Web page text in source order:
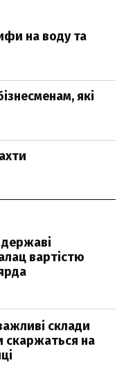
на воду та
які
вартістю
склади
скаржаться на